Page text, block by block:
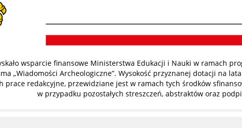
wsparcie finansowe Ministerstwa Edukacji i Nauki w ramach
„Wiadomości Archeologiczne”. Wysokość przyznanej dotacji na
prace redakcyjne, przewidziane jest w ramach tych środków
w przypadku pozostałych streszczeń, abstraktów oraz